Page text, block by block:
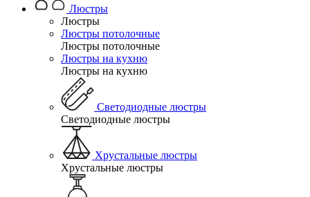
Люстры
Люстры
Люстры потолочные
Люстры потолочные
Люстры на кухню
Люстры на кухню
Светодиодные люстры
Светодиодные люстры
Хрустальные люстры
Хрустальные люстры